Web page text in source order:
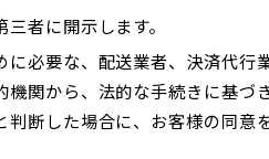
者に開示します。
必要な、配送業者、決済代行
関から、法的な手続きに基づ
判断した場合に、お客様の同